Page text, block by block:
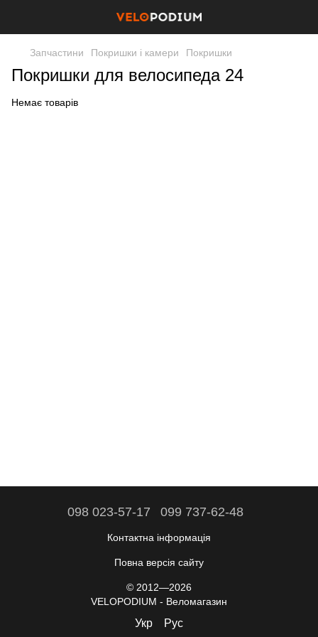
Запчастини Покришки і камери Покришки
Покришки для велосипеда 24
Немає товарів
098 023-57-17 099 737-62-48
Контактна інформація
Повна версія сайту
© 2012—2026
VELOPODIUM - Веломагазин
Укр Рус